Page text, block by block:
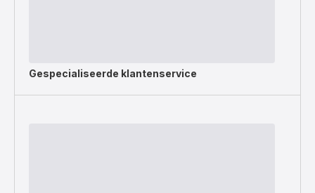
Gespecialiseerde klantenservice